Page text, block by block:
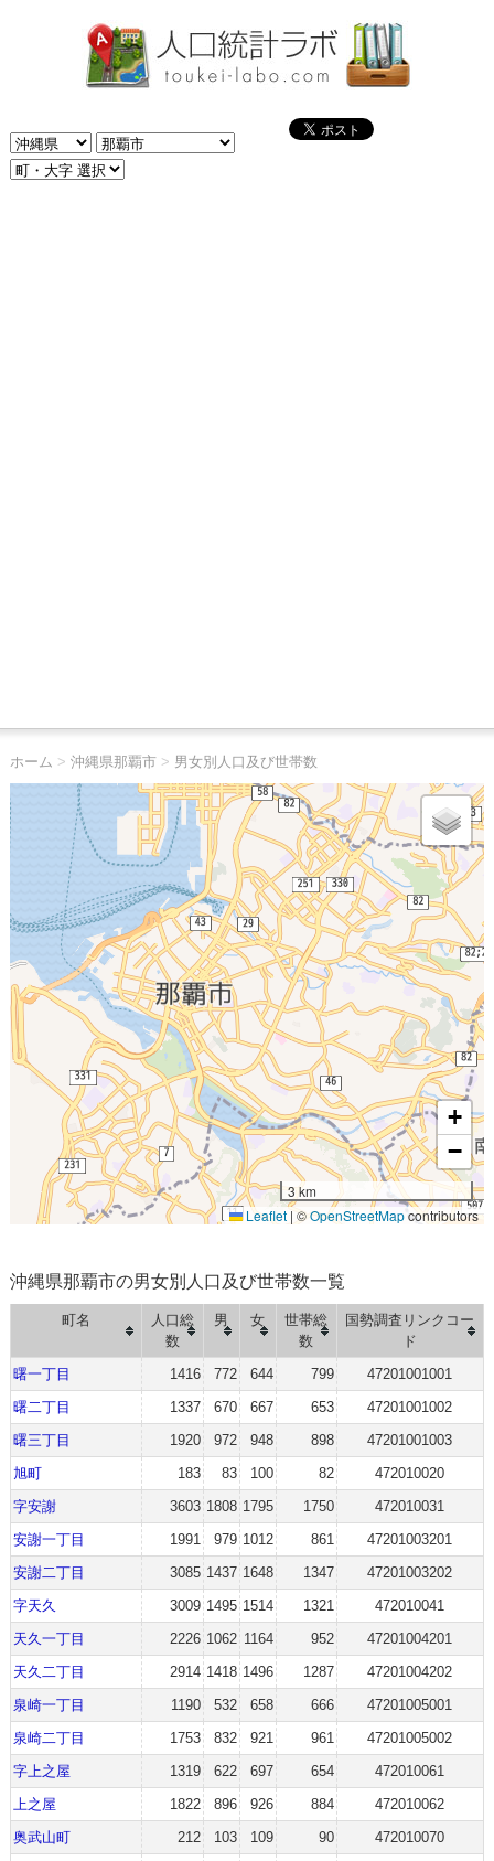
ホーム > 沖縄県那覇市> 男女別人口及び世帯数
+
−
3 km
Leaflet | ©OpenStreetMapcontributors
沖縄県那覇市の男女別人口及び世帯数一覧
町名
人口総
数
男 女
世帯総
数
国勢調査リンクコー
ド
曙一丁目
1416 772 644 799
47201001001
曙二丁目
1337 670 667 653
47201001002
曙三丁目
1920 972 948 898
47201001003
旭町
183 83 100 82
472010020
字安謝
3603 1808 1795 1750
472010031
安謝一丁目
1991 979 1012 861
47201003201
安謝二丁目
3085 1437 1648 1347
47201003202
字天久
3009 1495 1514 1321
472010041
天久一丁目
2226 1062 1164 952
47201004201
天久二丁目
2914 1418 1496 1287
47201004202
泉崎一丁目
1190 532 658 666
47201005001
泉崎二丁目
1753 832 921 961
47201005002
字上之屋
1319 622 697 654
472010061
上之屋
1822 896 926 884
472010062
奥武山町
212 103 109 90
472010070